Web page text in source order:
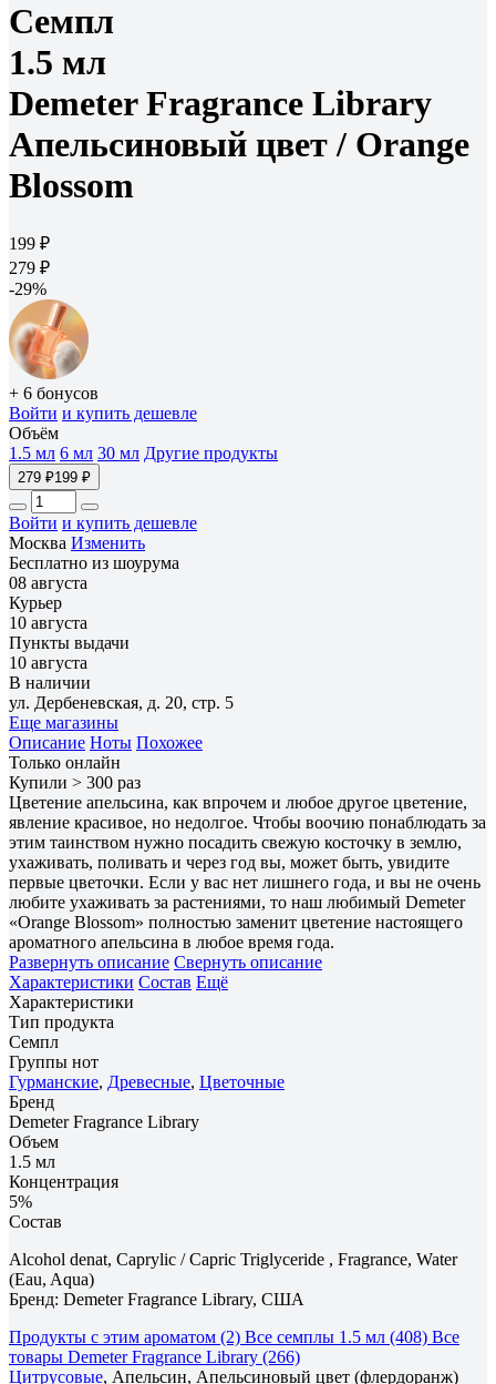
Семпл
1.5 мл
Demeter Fragrance Library
Апельсиновый цвет / Orange
Blossom
199 ₽
279 ₽
-29%
+ 6 бонусов
Войти и купить дешевле
Объём
1.5 мл 6 мл 30 мл Другие продукты
279 ₽199 ₽
Войти и купить дешевле
Москва Изменить
Бесплатно из шоурума
08 августа
Курьер
10 августа
Пункты выдачи
10 августа
В наличии
ул. Дербеневская, д. 20, стр. 5
Еще магазины
Описание Ноты Похожее
Только онлайн
Купили > 300 раз
Цветение апельсина, как впрочем и любое другое цветение,
явление красивое, но недолгое. Чтобы воочию понаблюдать за
этим таинством нужно посадить свежую косточку в землю,
ухаживать, поливать и через год вы, может быть, увидите
первые цветочки. Если у вас нет лишнего года, и вы не очень
любите ухаживать за растениями, то наш любимый Demeter
«Orange Blossom» полностью заменит цветение настоящего
ароматного апельсина в любое время года.
Развернуть описание Свернуть описание
Характеристики Состав Ещё
Характеристики
Тип продукта
Семпл
Группы нот
Гурманские, Древесные, Цветочные
Бренд
Demeter Fragrance Library
Объем
1.5 мл
Концентрация
5%
Состав
Alcohol denat, Caprylic / Capric Triglyceride , Fragrance, Water
(Eau, Aqua)
Бренд: Demeter Fragrance Library, США
Продукты с этим ароматом (2) Все семплы 1.5 мл (408) Все
товары Demeter Fragrance Library (266)
Цитрусовые, Апельсин, Апельсиновый цвет (флердоранж)